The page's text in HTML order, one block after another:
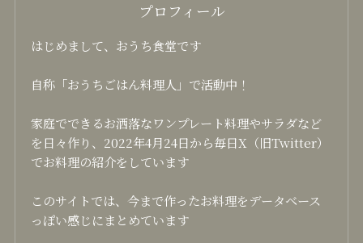
プロフィール
はじめまして、おうち食堂です
自称「おうちごはん料理人」で活動中！
家庭でできるお洒落なワンプレート料理やサラダなど
を日々作り、2022年4月24日から毎日X（旧Twitter）
でお料理の紹介をしています
このサイトでは、今まで作ったお料理をデータベース
っぽい感じにまとめています